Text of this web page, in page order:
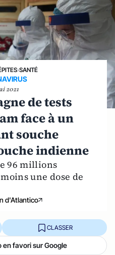
›SANTÉ
2021
de tests
face à un
souche
indienne
96 millions
une dose de
d'Atlantico
CLASSER
favori sur Google